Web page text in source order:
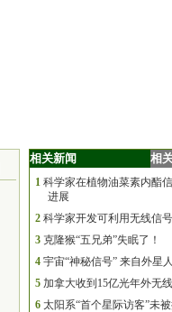
相关新闻 相
1 科学家在植物油菜素内酯
进展
2 科学家开发可利用无线信
3 克隆猴“五兄弟”失眠了！
4 宇宙“神秘信号” 来自外星
5 加拿大收到15亿光年外无
6 太阳系“首个星际访客”未